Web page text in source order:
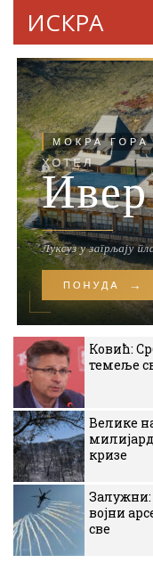
ИСКРА
Ковић:
темеље
Велике
кризе
Залужни:
војни
све